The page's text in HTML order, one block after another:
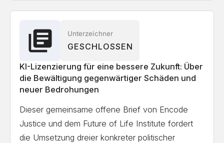
Fermi Media AB
Rejminet Group Inc.
Simple Engineering (Pte) Ltd
Association for Proper Internet Governance
securITism Limited
Inqwire, PBC
Neural.net.nz
375 Park Associates
Rushboard Technologies
Unterzeichner
GESCHLOSSEN
KI-Lizenzierung für eine bessere Zukunft: Über
die Bewältigung gegenwärtiger Schäden und
neuer Bedrohungen
Dieser gemeinsame offene Brief von Encode
Justice und dem Future of Life Institute fordert
die Umsetzung dreier konkreter politischer